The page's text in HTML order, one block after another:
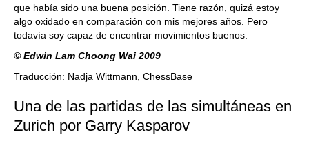
que había sido una buena posición. Tiene razón, quizá estoy
algo oxidado en comparación con mis mejores años. Pero
todavía soy capaz de encontrar movimientos buenos.
© Edwin Lam Choong Wai 2009
Traducción: Nadja Wittmann, ChessBase
Una de las partidas de las simultáneas en
Zurich por Garry Kasparov